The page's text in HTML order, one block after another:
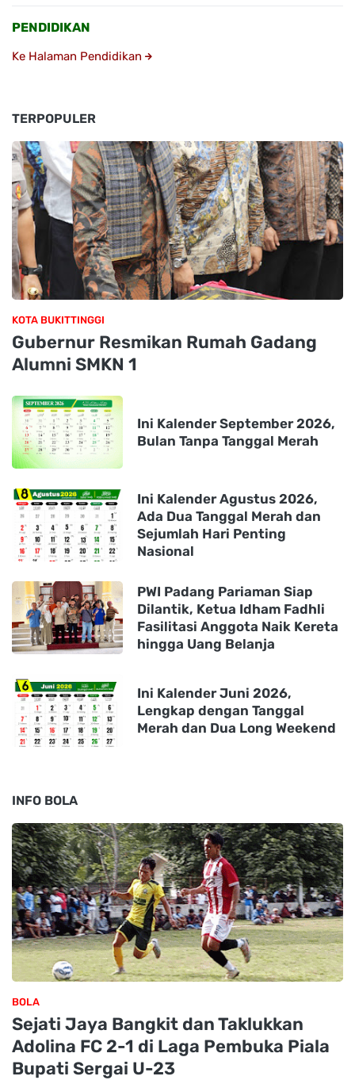
PENDIDIKAN
Ke Halaman Pendidikan
TERPOPULER
KOTA BUKITTINGGI
Gubernur Resmikan Rumah Gadang
Alumni SMKN 1
Ini Kalender September 2026,
Bulan Tanpa Tanggal Merah
Ini Kalender Agustus 2026,
Ada Dua Tanggal Merah dan
Sejumlah Hari Penting
Nasional
PWI Padang Pariaman Siap
Dilantik, Ketua Idham Fadhli
Fasilitasi Anggota Naik Kereta
hingga Uang Belanja
Ini Kalender Juni 2026,
Lengkap dengan Tanggal
Merah dan Dua Long Weekend
INFO BOLA
BOLA
Sejati Jaya Bangkit dan Taklukkan
Adolina FC 2-1 di Laga Pembuka Piala
Bupati Sergai U-23